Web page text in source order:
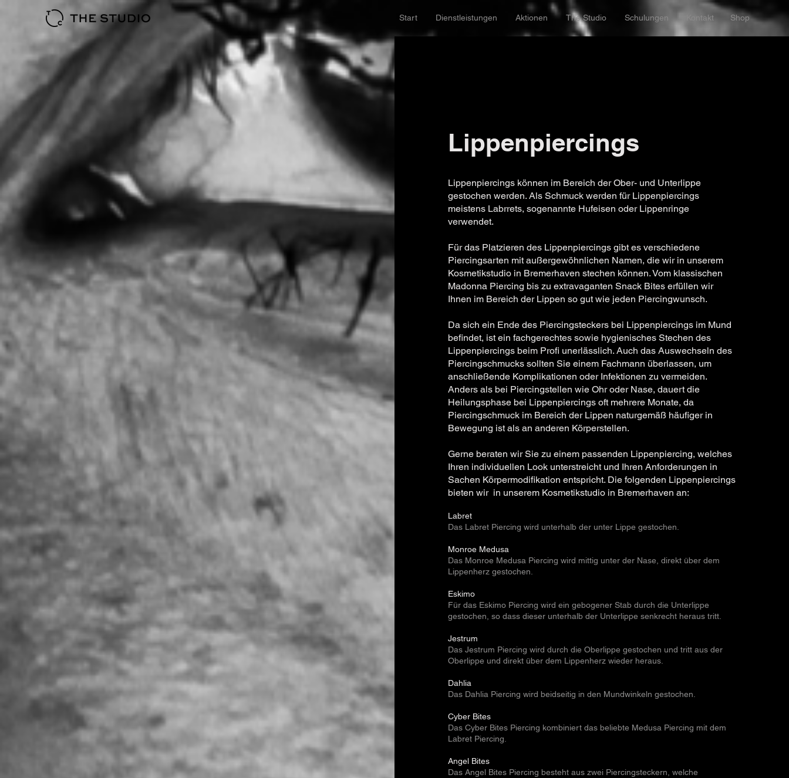
Start Dienstleistungen Aktionen The Studio Schulungen Kontakt Shop
Lippenpiercings
Lippenpiercings können im Bereich der Ober- und Unterlippe
gestochen werden. Als Schmuck werden für Lippenpiercings
meistens Labrrets, sogenannte Hufeisen oder Lippenringe
verwendet.
Für das Platzieren des Lippenpiercings gibt es verschiedene
Piercingsarten mit außergewöhnlichen Namen, die wir in unserem
Kosmetikstudio in Bremerhaven stechen können. Vom klassischen
Madonna Piercing bis zu extravaganten Snack Bites erfüllen wir
Ihnen im Bereich der Lippen so gut wie jeden Piercingwunsch.
Da sich ein Ende des Piercingsteckers bei Lippenpiercings im Mund
befindet, ist ein fachgerechtes sowie hygienisches Stechen des
Lippenpiercings beim Profi unerlässlich. Auch das Auswechseln des
Piercingschmucks sollten Sie einem Fachmann überlassen, um
anschließende Komplikationen oder Infektionen zu vermeiden.
Anders als bei Piercingstellen wie Ohr oder Nase, dauert die
Heilungsphase bei Lippenpiercings oft mehrere Monate, da
Piercingschmuck im Bereich der Lippen naturgemäß häufiger in
Bewegung ist als an anderen Körperstellen.
Gerne beraten wir Sie zu einem passenden Lippenpiercing, welches
Ihren individuellen Look unterstreicht und Ihren Anforderungen in
Sachen Körpermodifikation entspricht. Die folgenden Lippenpiercings
bieten wir in unserem Kosmetikstudio in Bremerhaven an:
Labret
Das Labret Piercing wird unterhalb der unter Lippe gestochen.
Monroe Medusa
Das Monroe Medusa Piercing wird mittig unter der Nase, direkt über dem
Lippenherz gestochen.
Eskimo
Für das Eskimo Piercing wird ein gebogener Stab durch die Unterlippe
gestochen, so dass dieser unterhalb der Unterlippe senkrecht heraus tritt.
Jestrum
Das Jestrum Piercing wird durch die Oberlippe gestochen und tritt aus der
Oberlippe und direkt über dem Lippenherz wieder heraus.
Dahlia
Das Dahlia Piercing wird beidseitig in den Mundwinkeln gestochen.
Cyber Bites
Das Cyber Bites Piercing kombiniert das beliebte Medusa Piercing mit dem
Labret Piercing.
Angel Bites
Das Angel Bites Piercing besteht aus zwei Piercingsteckern, welche